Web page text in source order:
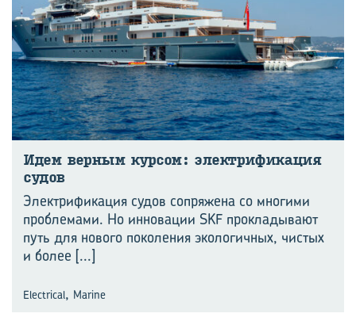
Идем вер­ным кур­сом: элек­три­фи­ка­ция
судов
Электрификация судов сопряжена со многими
проблемами. Но инновации SKF прокладывают
путь для нового поколения экологичных, чистых
и более [...]
Electrical, Marine